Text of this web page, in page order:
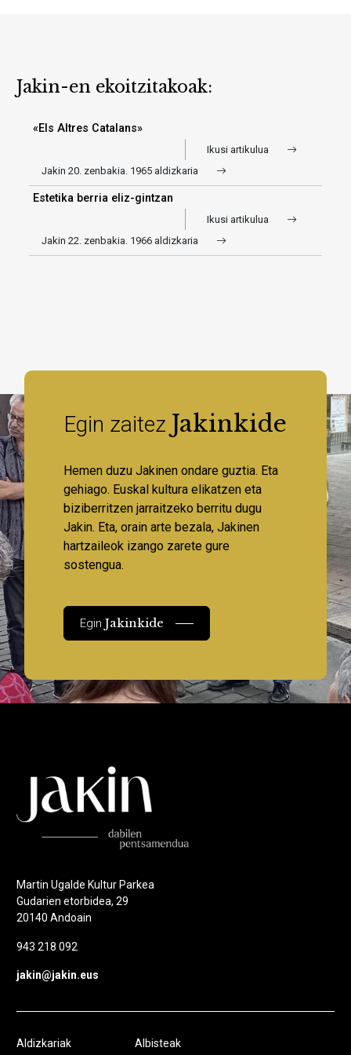
Jakin-en ekoitzitakoak:
«Els Altres Catalans»
Ikusi artikulua
Jakin 20. zenbakia. 1965 aldizkaria
Estetika berria eliz-gintzan
Ikusi artikulua
Jakin 22. zenbakia. 1966 aldizkaria
Egin zaitez Jakinkide
Hemen duzu Jakinen ondare guztia. Eta
gehiago. Euskal kultura elikatzen eta
biziberritzen jarraitzeko berritu dugu
Jakin. Eta, orain arte bezala, Jakinen
hartzaileok izango zarete gure
sostengua.
EginJakinkide
Martin Ugalde Kultur Parkea
Gudarien etorbidea, 29
20140 Andoain
943 218 092
jakin@jakin.eus
Aldizkariak Albisteak